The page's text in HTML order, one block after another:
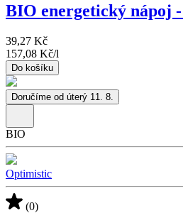
BIO energetický nápoj
39,27 Kč
157,08 Kč/l
Do košíku
Doručíme od úterý 11. 8.
BIO
Optimistic
(0)